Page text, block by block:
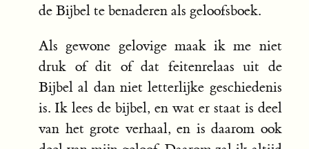
de Bijbel te benaderen als geloofsboek.
Als gewone gelovige maak ik me niet
druk of dit of dat feitenrelaas uit de
Bijbel al dan niet letterlijke geschiedenis
is. Ik lees de bijbel, en wat er staat is deel
van het grote verhaal, en is daarom ook